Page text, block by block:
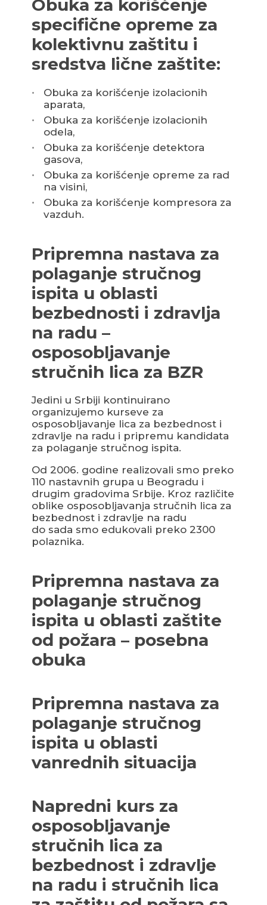
Obuka za korišćenje
specifične opreme za
kolektivnu zaštitu i
sredstva lične zaštite:
Obuka za korišćenje izolacionih
aparata,
Obuka za korišćenje izolacionih
odela,
Obuka za korišćenje detektora
gasova,
Obuka za korišćenje opreme za rad
na visini,
Obuka za korišćenje kompresora za
vazduh.
Pripremna nastava za
polaganje stručnog
ispita u oblasti
bezbednosti i zdravlja
na radu –
osposobljavanje
stručnih lica za BZR
Jedini u Srbiji kontinuirano
organizujemo kurseve za
osposobljavanje lica za bezbednost i
zdravlje na radu i pripremu kandidata
za polaganje stručnog ispita.
Od 2006. godine realizovali smo preko
110 nastavnih grupa u Beogradu i
drugim gradovima Srbije. Kroz različite
oblike osposobljavanja stručnih lica za
bezbednost i zdravlje na radu
do sada smo edukovali preko 2300
polaznika.
Pripremna nastava za
polaganje stručnog
ispita u oblasti zaštite
od požara – posebna
obuka
Pripremna nastava za
polaganje stručnog
ispita u oblasti
vanrednih situacija
Napredni kurs za
osposobljavanje
stručnih lica za
bezbednost i zdravlje
na radu i stručnih lica